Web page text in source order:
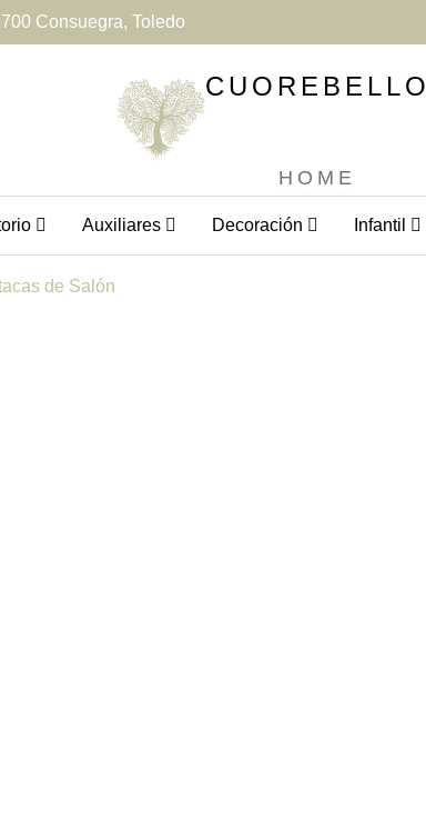
Consuegra, Toledo
HOME
CUOREBELLO
Auxiliares Decoración Infantil
de Salón